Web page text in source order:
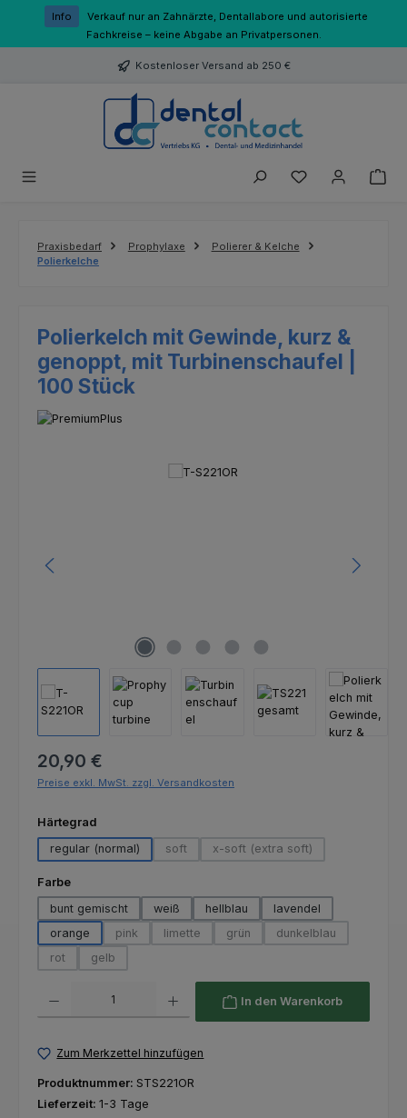
Zum Hauptinhalt springen
Info
Verkauf nur an Zahnärzte, Dentallabore und autorisierte
Fachkreise – keine Abgabe an Privatpersonen.
Kostenloser Versand ab 250 €
Du hast 0
Praxisbedarf Prophylaxe
Polierer & Kelche
Polierkelche
Polierkelch mit Gewinde, kurz &
genoppt, mit Turbinenschaufel |
100 Stück
Bildergalerie überspringen
Regulärer Preis:
20,90 €
Preise exkl. MwSt. zzgl. Versandkosten
Härtegrad
regular (normal)
soft
(Diese Option ist zurzeit nicht verfügbar.)
x-soft (extra soft)
(Diese Option ist zurzeit
Farbeauswählen
bunt gemischt
weiß hellblau
lavendel
orange
pink
(Diese Option ist zurzeit nicht verfügbar.)
limette
(Diese Option ist zurzeit nicht verfügbar.)
grün
(Diese Option ist zurzeit nicht
dunkelblau
(Diese Option ist
rot
(Diese Option ist zurzeit nicht verfügbar.)
gelb
(Diese Option ist zurzeit nicht verfügbar.)
In den Warenkorb
Zum Merkzettel hinzufügen
Produktnummer: STS221OR
Lieferzeit: 1-3 Tage